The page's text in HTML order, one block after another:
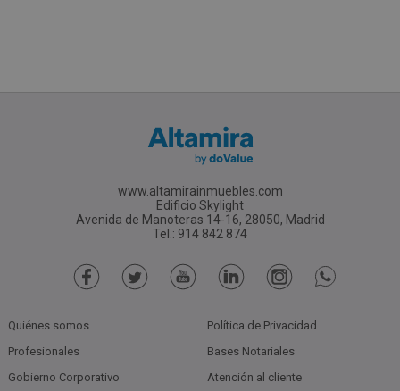
www.altamirainmuebles.com
Edificio Skylight
Avenida de Manoteras 14-16, 28050, Madrid
Tel.: 914 842 874
Quiénes somos
Profesionales
Gobierno Corporativo
Política de Privacidad
Bases Notariales
Atención al cliente